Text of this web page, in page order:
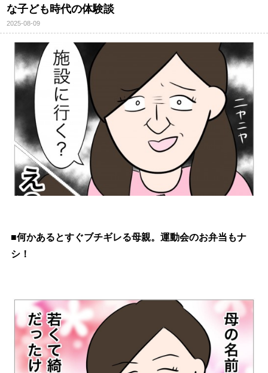
な子ども時代の体験談
2025-08-09
■何かあるとすぐブチギレる母親。運動会のお弁当もナ
シ！